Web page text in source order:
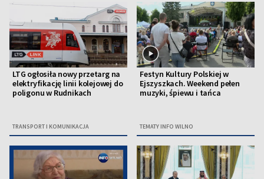
LTG ogłosiła nowy przetarg na
elektryfikację linii kolejowej do
poligonu w Rudnikach
TRANSPORT I KOMUNIKACJA
Festyn Kultury Polskiej w
Ejszyszkach. Weekend pełen
muzyki, śpiewu i tańca
TEMATY INFO WILNO